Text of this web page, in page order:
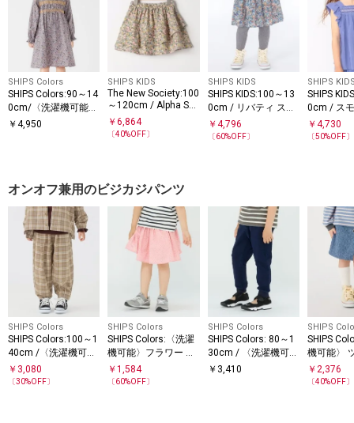
SHIPS Colors
SHIPS Colors:90～14
0cm/〈洗濯機可能〉
スモッキング フラワ
￥ 4,950
SHIPS KIDS
The New Society:100
～120cm / Alpha Skir
t￥6,864
〔40%OFF〕
SHIPS KIDS
SHIPS KIDS:100～13
0cm / リバティ スカ
ート
￥ 4,796
〔60%OFF〕
SHIPS
SHIPS
0cm / ス
フリル ブ
￥4,730
〔50%OFF〕
オンオフ兼用のビジカジパンツ
SHIPS Colors
SHIPS Colors:100～1
40cm /〈洗濯機可
能〉リンク チェック
イージー パンツ
￥ 3,080
〔30%OFF〕
SHIPS Colors
SHIPS Colors:〈洗濯
機可能〉フラワー プ
リント ガウチョ パン
ツ(80～130cm)
￥1,584
〔60%OFF〕
SHIPS Colors
SHIPS Colors: 80～1
30cm / 〈洗濯機可
能〉ストレッチ リブ
￥ 3,410
SHIPS
SHIPS
機可能〉
ー ショー
0cm)
￥ 2,376
〔40%OFF〕